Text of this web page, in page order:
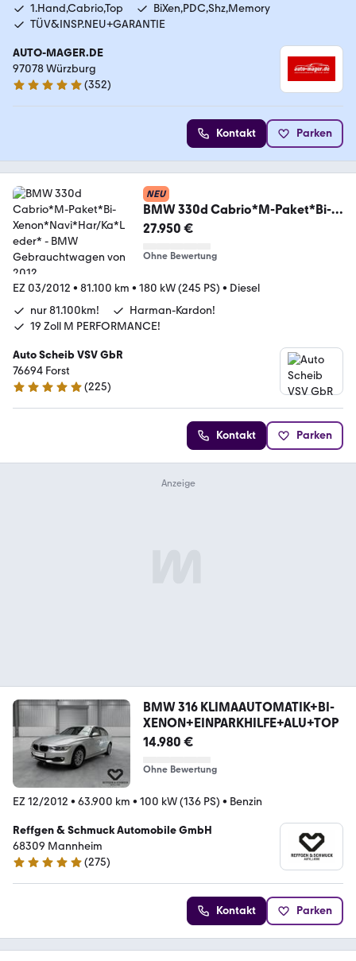
1.Hand,Cabrio,Top
BiXen,PDC,Shz,Memory
TÜV&INSP.NEU+GARANTIE
AUTO-MAGER.DE
97078 Würzburg
5 Sterne
(352)
Kontakt Parken
NEU
BMW 330d Cabrio*M-Paket*Bi-
Xenon*Navi*Har/Ka*Leder*
27.950 €
Ohne Bewertung
EZ 03/2012 • 81.100 km • 180 kW (245 PS) • Diesel
nur 81.100km!
Harman-Kardon!
19 Zoll M PERFORMANCE!
Auto Scheib VSV GbR
76694 Forst
5 Sterne
(225)
Kontakt Parken
BMW 316 KLIMAAUTOMATIK+BI-
XENON+EINPARKHILFE+ALU+TOP
14.980 €
Ohne Bewertung
EZ 12/2012 • 63.900 km • 100 kW (136 PS) • Benzin
Reffgen & Schmuck Automobile GmbH
68309 Mannheim
4.8 Sterne
(275)
Kontakt Parken